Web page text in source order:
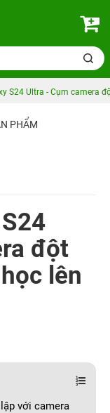
S24 Ultra - Cụm camera
PHẨM
đột
lên
với camera